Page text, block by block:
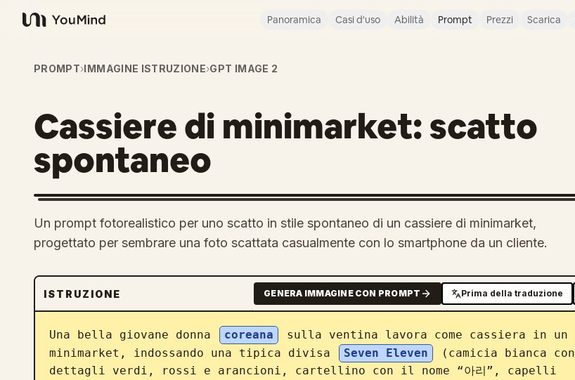
YouMind
Panoramica Casi d'uso Abilità Prompt Prezzi Scarica
PROMPT›IMMAGINE ISTRUZIONE›GPT IMAGE 2
Cassiere di minimarket: scatto
spontaneo
Un prompt fotorealistico per uno scatto in stile spontaneo di un cassiere di minimarket,
progettato per sembrare una foto scattata casualmente con lo smartphone da un cliente.
ISTRUZIONE GENERA IMMAGINE CON PROMPT Prima della traduzione
Una bella giovane donna coreana
sulla ventina lavora come cassiera in un
minimarket, indossando una tipica divisa
Seven Eleven
(camicia bianca con
dettagli verdi, rossi e arancioni, cartellino con il nome “아리”, capelli